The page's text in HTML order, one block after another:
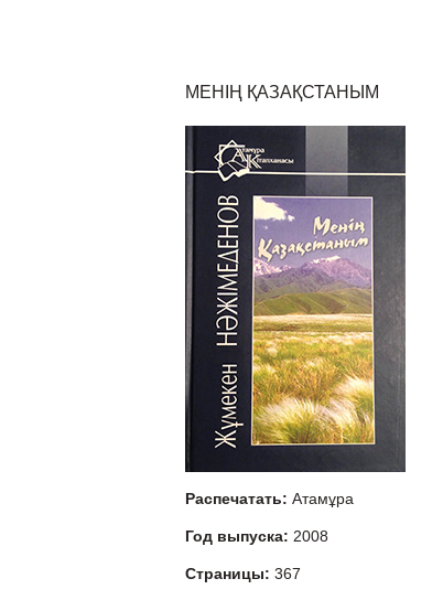
МЕНІҢ ҚАЗАҚСТАНЫМ
Распечатать: Атамұра
Год выпуска: 2008
Страницы: 367